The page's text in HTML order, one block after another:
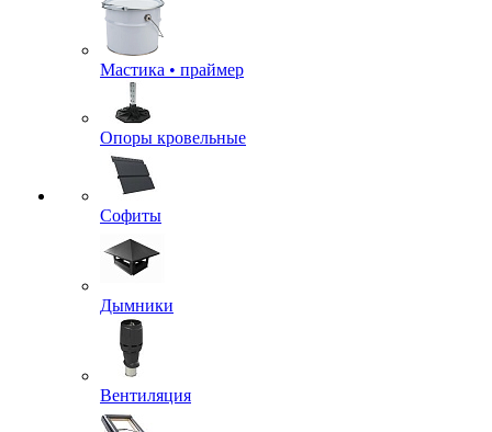
Мастика • праймер
Опоры кровельные
Софиты
Дымники
Вентиляция